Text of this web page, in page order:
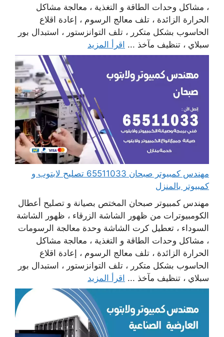
، مشاكل وحدات الطاقة و التغذية ، معالجة مشاكل
الحرارة الزائدة ، تلف معالج الرسوم ، إعادة اقلاع
الحاسوب بشكل متكرر ، تلف التوانزستور ، استبدال بور
سبلاي ، تنظيف مآخذ ... اقرأ المزيد
مهندس كمبيوتر صبحان 65511033 تصليح لابتوب و
كمبيوتر بالمنزل
مهندس كمبيوتر صبحان المختص بصيانة و تصليح أعطال
الكومبيوترات من ظهور الشاشة الزرقاء ، ظهور الشاشة
السوداء ، تعطيل كرت الشاشة وحدة معالجة الرسومات
، مشاكل وحدات الطاقة و التغذية ، معالجة مشاكل
الحرارة الزائدة ، تلف معالج الرسوم ، إعادة اقلاع
الحاسوب بشكل متكرر ، تلف التوانزستور ، استبدال بور
سبلاي ، تنظيف مآخذ ... اقرأ المزيد